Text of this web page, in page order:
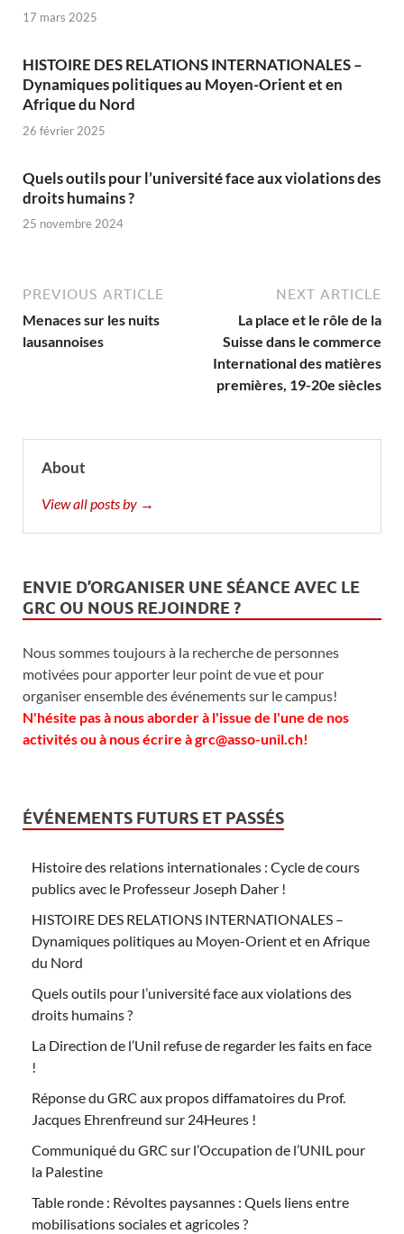
17 mars 2025
HISTOIRE DES RELATIONS INTERNATIONALES –
Dynamiques politiques au Moyen-Orient et en
Afrique du Nord
26 février 2025
Quels outils pour l’université face aux violations des
droits humains ?
25 novembre 2024
PREVIOUS ARTICLE
Menaces sur les nuits
lausannoises
NEXT ARTICLE
La place et le rôle de la
Suisse dans le commerce
International des matières
premières, 19-20e siècles
About
View all posts by →
ENVIE D’ORGANISER UNE SÉANCE AVEC LE
GRC OU NOUS REJOINDRE ?
Nous sommes toujours à la recherche de personnes
motivées pour apporter leur point de vue et pour
organiser ensemble des événements sur le campus!
N'hésite pas à nous aborder à l'issue de l'une de nos
activités ou à nous écrire à grc@asso-unil.ch!
ÉVÉNEMENTS FUTURS ET PASSÉS
Histoire des relations internationales : Cycle de cours
publics avec le Professeur Joseph Daher !
HISTOIRE DES RELATIONS INTERNATIONALES –
Dynamiques politiques au Moyen-Orient et en Afrique
du Nord
Quels outils pour l’université face aux violations des
droits humains ?
La Direction de l’Unil refuse de regarder les faits en face
!
Réponse du GRC aux propos diffamatoires du Prof.
Jacques Ehrenfreund sur 24Heures !
Communiqué du GRC sur l’Occupation de l’UNIL pour
la Palestine
Table ronde : Révoltes paysannes : Quels liens entre
mobilisations sociales et agricoles ?